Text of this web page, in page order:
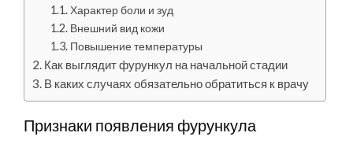
Характер боли и зуд
Внешний вид кожи
Повышение температуры
Как выглядит фурункул на начальной стадии
В каких случаях обязательно обратиться к врачу
Признаки появления фурункула